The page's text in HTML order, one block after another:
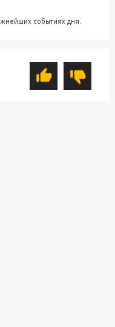
событиях дня.